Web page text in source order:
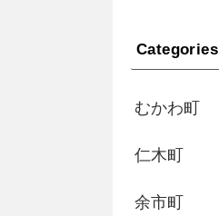
Categories
むかわ町
仁木町
余市町